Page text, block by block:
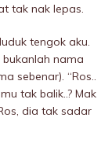
tak nak lepas.
tengok aku.
bukanlah nama
sebenar). “Ros..
tak balik..? Mak
dia tak sadar